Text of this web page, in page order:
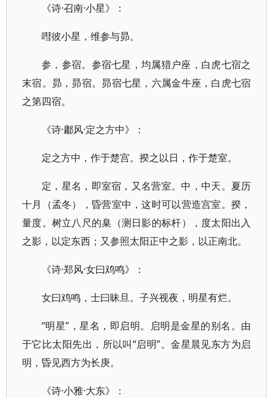
《诗·召南·小星》：
嘒彼小星，维参与昴。
参，参宿。参宿七星，均属猎户座，白虎七宿之
末宿。昴，昴宿。昴宿七星，六属金牛座，白虎七宿
之第四宿。
《诗·鄘风·定之方中》：
定之方中，作于楚宫。揆之以日，作于楚室。
定，星名，即室宿，又名营室。中，中天。夏历
十月（孟冬），昏营室中，这时可以营造宫室。揆，
量度。树立八尺的臬（测日影的标杆），度太阳出入
之影，以定东西；又参照太阳正中之影，以正南北。
《诗·郑风·女曰鸡鸣》：
女曰鸡鸣，士曰昧旦。子兴视夜，明星有烂。
“明星”，星名，即启明。启明是金星的别名。由
于它比太阳先出，所以叫“启明”。金星晨见东方为启
明，昏见西方为长庚。
《诗·小雅·大东》：